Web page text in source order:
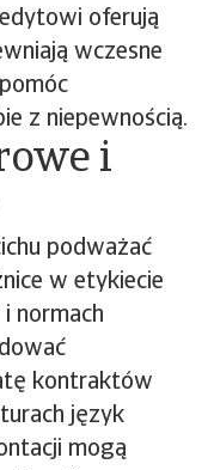
oferują
wczesne
z niepewnością.
i
podważać
w etykiecie
normach
kontraktów
język
mogą